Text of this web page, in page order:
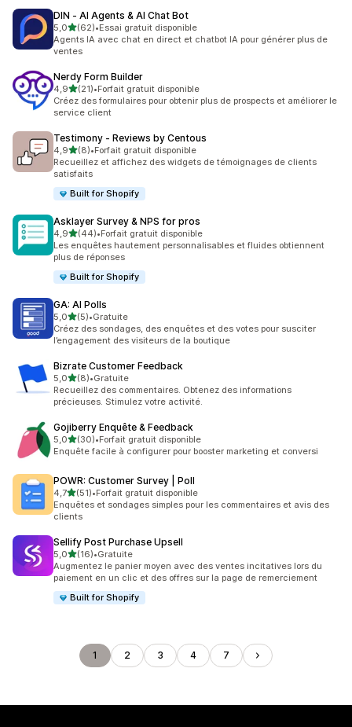
DIN ‑ AI Agents & AI Chat Bot
5,0étoile(s) sur 5
(62)
62 avis au total
•Essai gratuit disponible
Agents IA avec chat en direct et chatbot IA pour générer plus de
ventes
Nerdy Form Builder
4,9étoile(s) sur 5
(21)
21 avis au total
•Forfait gratuit disponible
Créez des formulaires pour obtenir plus de prospects et améliorer le
service client
Testimony ‑ Reviews by Centous
4,9étoile(s) sur 5
(8)
8 avis au total
•Forfait gratuit disponible
Recueillez et affichez des widgets de témoignages de clients
satisfaits
Built for Shopify
Asklayer Survey & NPS for pros
4,9étoile(s) sur 5
(44)
44 avis au total
•Forfait gratuit disponible
Les enquêtes hautement personnalisables et fluides obtiennent
plus de réponses
Built for Shopify
GA: AI Polls
5,0étoile(s) sur 5
(5)
5 avis au total
•Gratuite
Créez des sondages, des enquêtes et des votes pour susciter
l’engagement des visiteurs de la boutique
Bizrate Customer Feedback
5,0étoile(s) sur 5
(8)
8 avis au total
•Gratuite
Recueillez des commentaires. Obtenez des informations
précieuses. Stimulez votre activité.
Gojiberry Enquête & Feedback
5,0étoile(s) sur 5
(30)
30 avis au total
•Forfait gratuit disponible
Enquête facile à configurer pour booster marketing et conversi
POWR: Customer Survey | Poll
4,7étoile(s) sur 5
(51)
51 avis au total
•Forfait gratuit disponible
Enquêtes et sondages simples pour les commentaires et avis des
clients
Sellify Post Purchase Upsell
5,0étoile(s) sur 5
(16)
16 avis au total
•Gratuite
Augmentez le panier moyen avec des ventes incitatives lors du
paiement en un clic et des offres sur la page de remerciement
Built for Shopify
1 2 3 4 7